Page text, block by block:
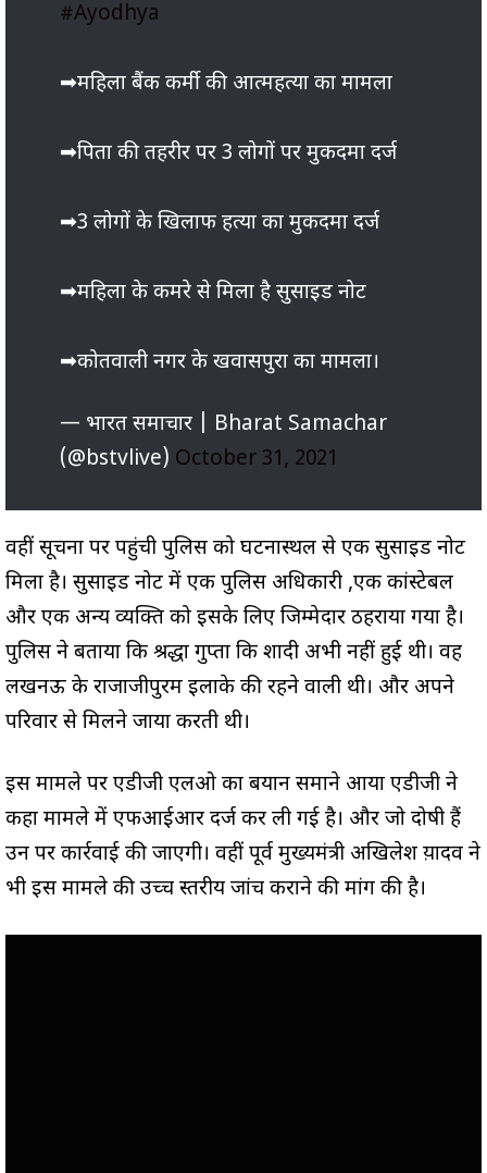
#Ayodhya
➡महिला बैंक कर्मी की आत्महत्या का मामला
➡पिता की तहरीर पर 3 लोगों पर मुकदमा दर्ज
➡3 लोगों के खिलाफ हत्या का मुकदमा दर्ज
➡महिला के कमरे से मिला है सुसाइड नोट
➡कोतवाली नगर के खवासपुरा का मामला।
— भारत समाचार | Bharat Samachar
(@bstvlive) October 31, 2021
वहीं सूचना पर पहुंची पुलिस को घटनास्थल से एक सुसाइड नोट
मिला है। सुसाइड नोट में एक पुलिस अधिकारी ,एक कांस्टेबल
और एक अन्य व्यक्ति को इसके लिए जिम्मेदार ठहराया गया है।
पुलिस ने बताया कि श्रद्धा गुप्ता कि शादी अभी नहीं हुई थी। वह
लखनऊ के राजाजीपुरम इलाके की रहने वाली थी। और अपने
परिवार से मिलने जाया करती थी।
इस मामले पर एडीजी एलओ का बयान समाने आया एडीजी ने
कहा मामले में एफआईआर दर्ज कर ली गई है। और जो दोषी हैं
उन पर कार्रवाई की जाएगी। वहीं पूर्व मुख्यमंत्री अखिलेश य़ादव ने
भी इस मामले की उच्च स्तरीय जांच कराने की मांग की है।